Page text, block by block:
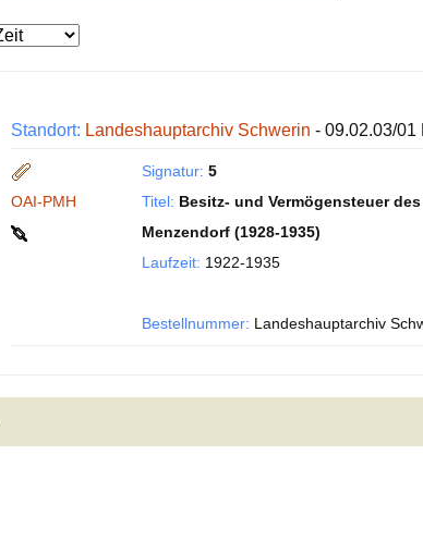
Standort: Landeshauptarchiv Schwerin - 09.02.03/01
OAI-PMH
Signatur: 5
Titel: Besitz- und Vermögensteuer
Menzendorf (1928-1935)
Laufzeit: 1922-1935
Bestellnummer: Landeshauptarchiv